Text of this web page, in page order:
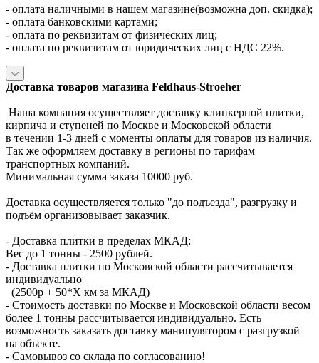
- оплата наличными в нашем магазине(возможна доп. скидка);
- оплата банковскими картами;
- оплата по реквизитам от физических лиц;
- оплата по реквизитам от юридических лиц с НДС 22%.
Доставка товаров магазина Feldhaus-Stroeher
Наша компания осуществляет доставку клинкерной плитки,
кирпича и ступеней по Москве и Московской области
в течении 1-3 дней с моменты оплаты для товаров из наличия.
Так же оформляем доставку в регионы по тарифам
транспортных компаний.
Минимальная сумма заказа 10000 руб.
Доставка осуществляется только "до подъезда", разгрузку и
подъём организовывает заказчик.
- Доставка плитки в пределах МКАД:
Вес до 1 тонны - 2500 рублей.
- Доставка плитки по Московской области рассчитывается
индивидуально
(2500р + 50*X км за МКАД)
- Стоимость доставки по Москве и Московской области весом
более 1 тонны рассчитывается индивидуально. Есть
возможность заказать доставку манипулятором с разгрузкой
на объекте.
- Самовывоз со склада по согласованию!